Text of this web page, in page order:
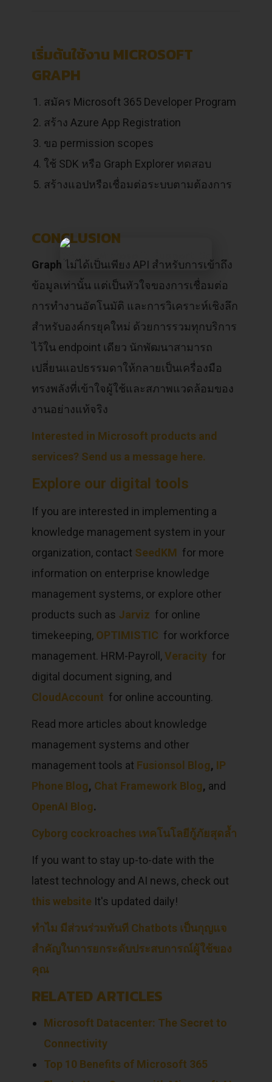
เริ่มต้นใช้งาน MICROSOFT
GRAPH
สมัคร Microsoft 365 Developer Program
สร้าง Azure App Registration
ขอ permission scopes
ใช้ SDK หรือ Graph Explorer ทดสอบ
สร้างแอปหรือเชื่อมต่อระบบตามต้องการ
CONCLUSION
Graph ไม่ได้เป็นเพียง API สำหรับการเข้าถึง
ข้อมูลเท่านั้น แต่เป็นหัวใจของการเชื่อมต่อ
การทำงานอัตโนมัติ และการวิเคราะห์เชิงลึก
สำหรับองค์กรยุคใหม่ ด้วยการรวมทุกบริการ
ไว้ใน endpoint เดียว นักพัฒนาสามารถ
เปลี่ยนแอปธรรมดาให้กลายเป็นเครื่องมือ
ทรงพลังที่เข้าใจผู้ใช้และสภาพแวดล้อมของ
งานอย่างแท้จริง
Interested in Microsoft products and
services? Send us a message here.
Explore our digital tools
If you are interested in implementing a
knowledge management system in your
organization, contact SeedKM for more
information on enterprise knowledge
management systems, or explore other
products such as Jarviz for online
timekeeping, OPTIMISTIC for workforce
management. HRM-Payroll,Veracity for
digital document signing, and
CloudAccount for online accounting.
Read more articles about knowledge
management systems and other
management tools at Fusionsol Blog, IP
Phone Blog, Chat Framework Blog, and
OpenAI Blog.
Cyborg cockroaches เทคโนโลยีกู้ภัยสุดล้ำ
If you want to stay up-to-date with the
latest technology and AI news, check out
this website It's updated daily!
ทำไม มีส่วนร่วมทันที Chatbots เป็นกุญแจ
สำคัญในการยกระดับประสบการณ์ผู้ใช้ของ
คุณ
RELATED ARTICLES
Microsoft Datacenter: The Secret to
Connectivity
Top 10 Benefits of Microsoft 365